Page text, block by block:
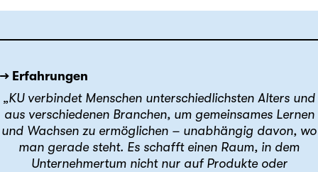
→ Erfahrungen
„KU verbindet Menschen unterschiedlichsten Alters und
aus verschiedenen Branchen, um gemeinsames Lernen
und Wachsen zu ermöglichen – unabhängig davon, wo
man gerade steht. Es schafft einen Raum, in dem
Unternehmertum nicht nur auf Produkte oder